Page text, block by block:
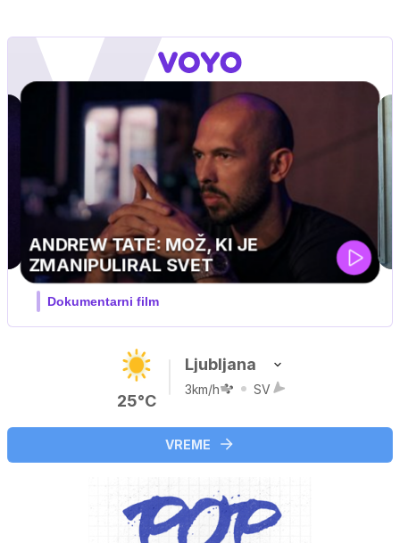
25°C
Ljubljana
3km/h SV
VREME